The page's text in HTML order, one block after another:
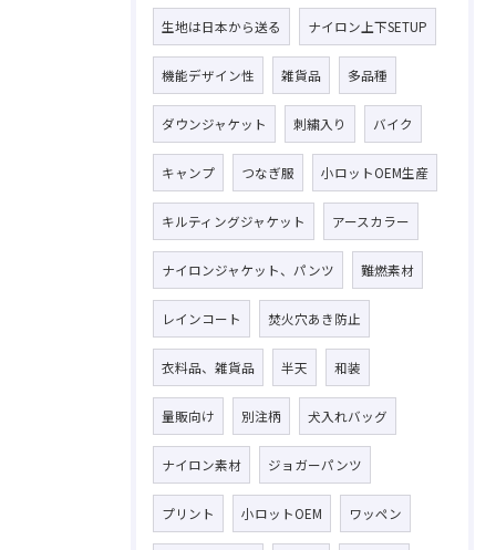
生地は日本から送る ナイロン上下SETUP
機能デザイン性 雑貨品 多品種
ダウンジャケット 刺繍入り バイク
キャンプ つなぎ服 小ロットOEM生産
キルティングジャケット アースカラー
ナイロンジャケット、パンツ 難燃素材
レインコート 焚火穴あき防止
衣料品、雑貨品 半天 和装
量販向け 別注柄 犬入れバッグ
ナイロン素材 ジョガーパンツ
プリント 小ロットOEM ワッペン
お問い合わせはこちら